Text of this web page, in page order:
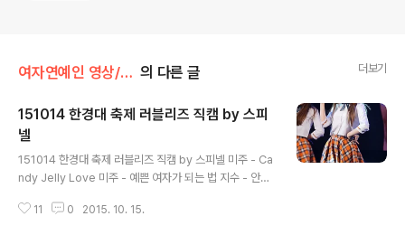
여자연예인 영상/러블리즈 의 다른 글 더보기
151014 한경대 축제 러블리즈 직캠 by 스피
넬
151014 한경대 축제 러블리즈 직캠 by 스피넬 미주 - Ca
ndy Jelly Love 미주 - 예쁜 여자가 되는 법 지수 - 안녕
11 0 2015. 10. 15.